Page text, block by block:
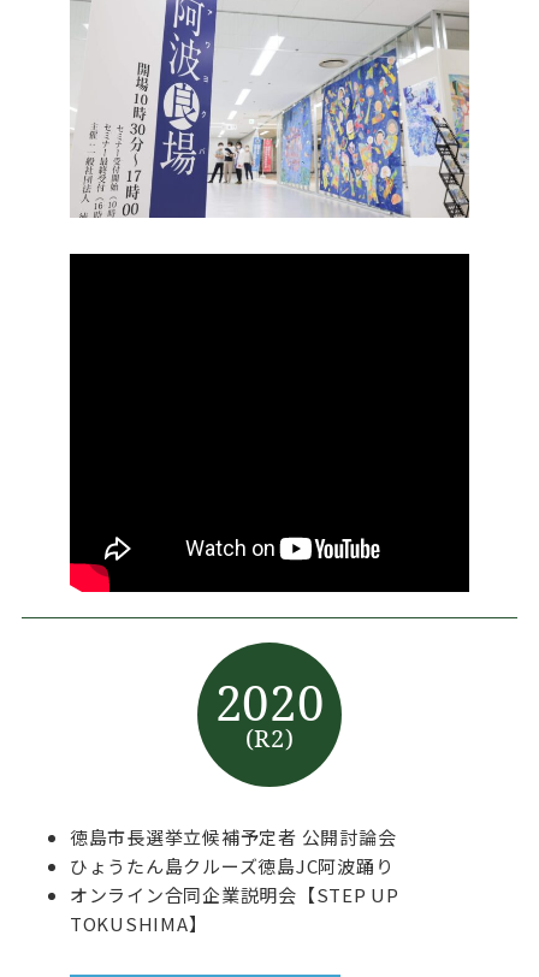
2020
(R2)
徳島市長選挙立候補予定者 公開討論会
ひょうたん島クルーズ徳島JC阿波踊り
オンライン合同企業説明会【STEP UP
TOKUSHIMA】